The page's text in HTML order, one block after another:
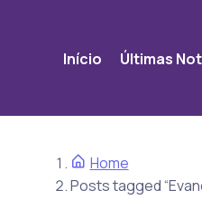
Início Últimas
Home
Posts tagged